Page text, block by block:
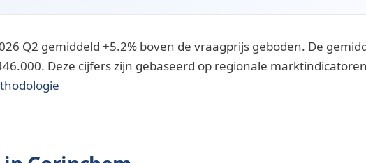
Q2 gemiddeld +5.2% boven de vraagprijs geboden. De
Deze cijfers zijn gebaseerd op regionale